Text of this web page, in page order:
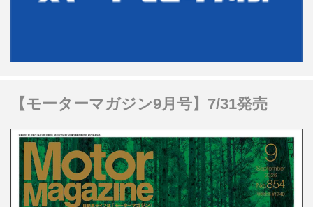
【モーターマガジン9月号】7/31発売